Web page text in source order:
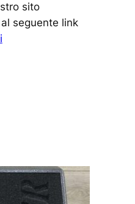
sito
seguente link